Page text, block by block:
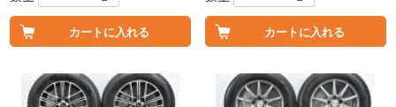
カートに入れる カートに入れる